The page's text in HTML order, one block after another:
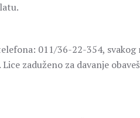
011/36-22-354, svakog
zaduženo za davanje